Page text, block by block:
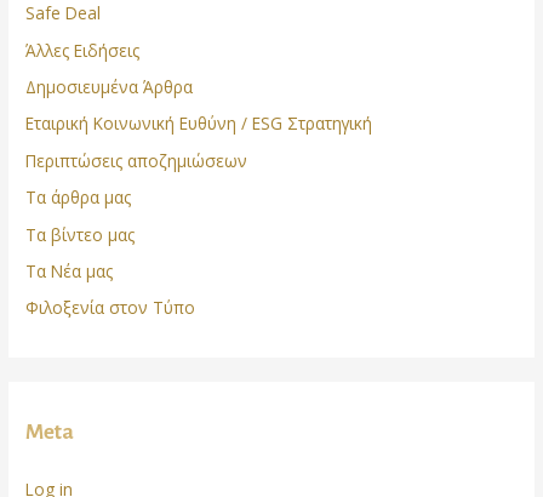
Safe Deal
Άλλες Ειδήσεις
Δημοσιευμένα Άρθρα
Εταιρική Κοινωνική Ευθύνη / ESG Στρατηγική
Περιπτώσεις αποζημιώσεων
Τα άρθρα μας
Τα βίντεο μας
Τα Νέα μας
Φιλοξενία στον Τύπο
Meta
Log in